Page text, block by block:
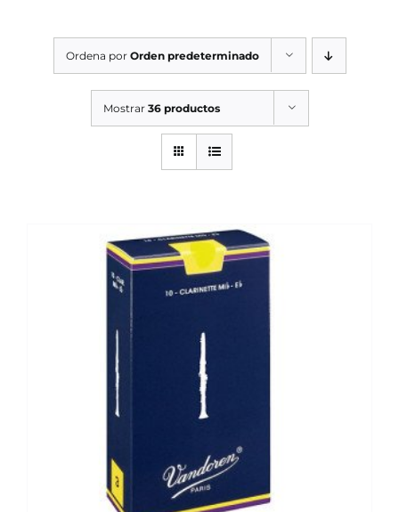
SERVICIOS TALLER
OCASIÓN
Ordena por Orden predeterminado
Mostrar 36 productos